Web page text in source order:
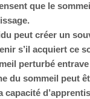
que le
peut créer un
s’il acquiert ce
perturbé
du sommeil peut
capacité